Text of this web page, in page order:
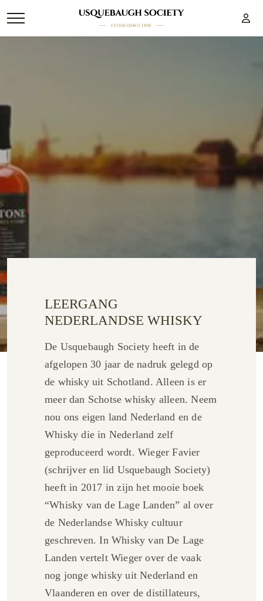
LEERGANG
NEDERLANDSE WHISKY
De Usquebaugh Society heeft in de
afgelopen 30 jaar de nadruk gelegd op
de whisky uit Schotland. Alleen is er
meer dan Schotse whisky alleen. Neem
nou ons eigen land Nederland en de
Whisky die in Nederland zelf
geproduceerd wordt. Wieger Favier
(schrijver en lid Usquebaugh Society)
heeft in 2017 in zijn het mooie boek
“Whisky van de Lage Landen” al over
de Nederlandse Whisky cultuur
geschreven. In Whisky van De Lage
Landen vertelt Wieger over de vaak
nog jonge whisky uit Nederland en
Vlaanderen en over de distillateurs,